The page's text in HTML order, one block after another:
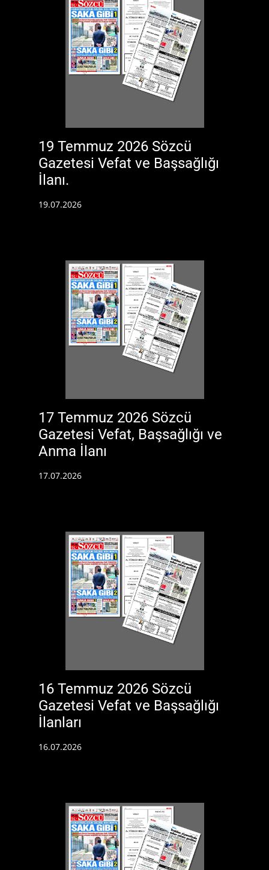
19 Temmuz 2026 Sözcü
Gazetesi Vefat ve Başsağlığı
İlanı.
19.07.2026
17 Temmuz 2026 Sözcü
Gazetesi Vefat, Başsağlığı ve
Anma İlanı
17.07.2026
16 Temmuz 2026 Sözcü
Gazetesi Vefat ve Başsağlığı
İlanları
16.07.2026